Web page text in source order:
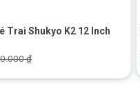
Trai Shukyo K2 12 Inch
₫